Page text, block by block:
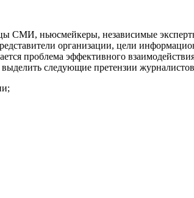
СМИ, ньюсмейкеры, независимые
организации, цели
проблема эффективного
следующие претензии журналистов